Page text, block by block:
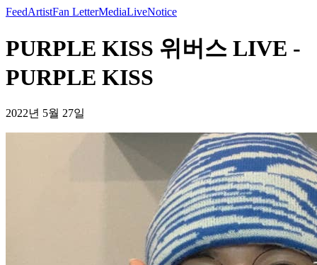
FeedArtistFan LetterMediaLiveNotice
PURPLE KISS 위버스 LIVE -
PURPLE KISS
2022년 5월 27일